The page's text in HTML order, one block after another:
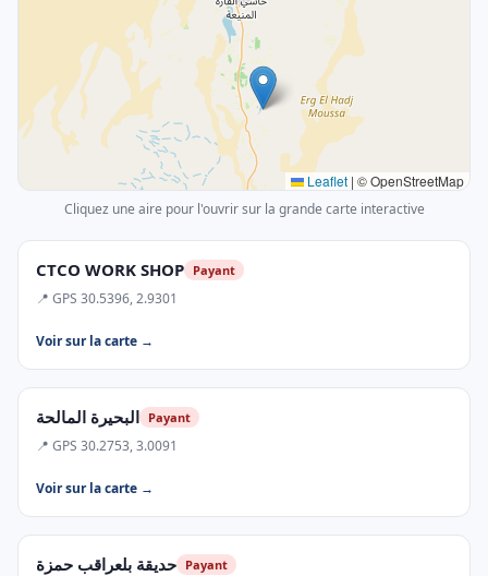
CTCO WORK SHOP Payant
📍 GPS 30.5396, 2.9301
Voir sur la carte →
البحيرة المالحة Payant
📍 GPS 30.2753, 3.0091
Voir sur la carte →
حديقة بلعراقب حمزة Payant
Leaflet | © OpenStreetMap
Cliquez une aire pour l'ouvrir sur la grande carte interactive